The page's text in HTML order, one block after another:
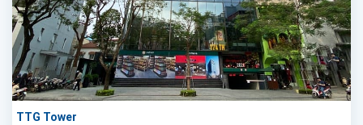
TTG Tower